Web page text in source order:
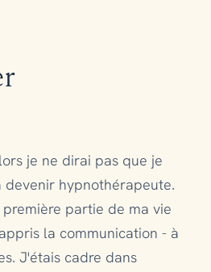
je ne dirai pas que je
devenir hypnothérapeute.
partie de ma vie
la communication - à
J'étais cadre dans